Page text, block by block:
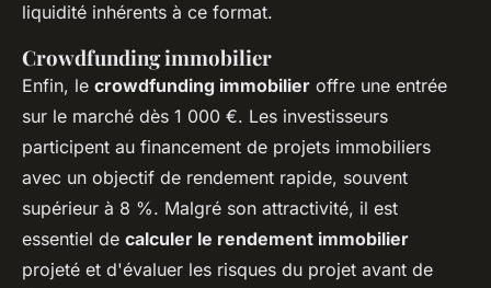
liquidité inhérents à ce format.
Crowdfunding immobilier
Enfin, le crowdfunding immobilier offre une entrée
sur le marché dès 1 000 €. Les investisseurs
participent au financement de projets immobiliers
avec un objectif de rendement rapide, souvent
supérieur à 8 %. Malgré son attractivité, il est
essentiel de calculer le rendement immobilier
projeté et d'évaluer les risques du projet avant de